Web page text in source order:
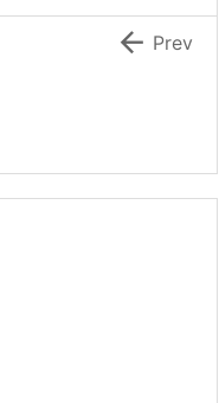
 Prev